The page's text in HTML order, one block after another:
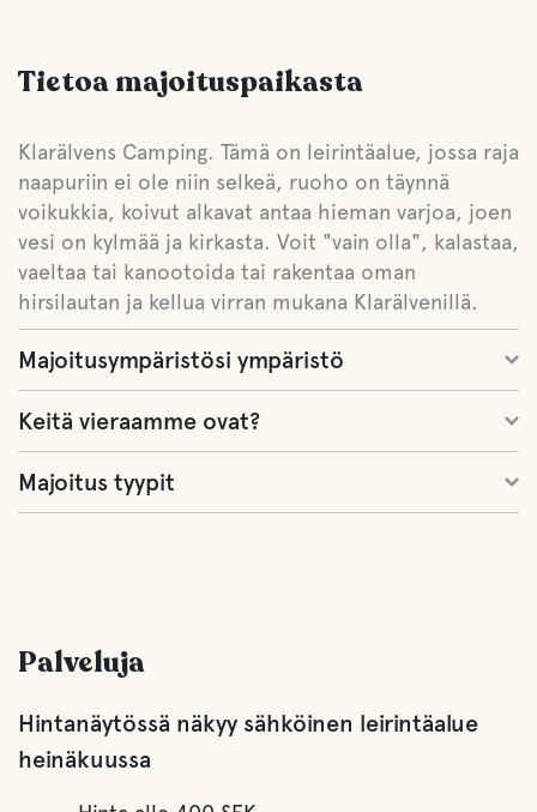
Tietoa majoituspaikasta
Klarälvens Camping. Tämä on leirintäalue, jossa raja
naapuriin ei ole niin selkeä, ruoho on täynnä
voikukkia, koivut alkavat antaa hieman varjoa, joen
vesi on kylmää ja kirkasta. Voit "vain olla", kalastaa,
vaeltaa tai kanootoida tai rakentaa oman
hirsilautan ja kellua virran mukana Klarälvenillä.
Majoitusympäristösi ympäristö
Keitä vieraamme ovat?
Majoitus tyypit
Palveluja
Hintanäytössä näkyy sähköinen leirintäalue
heinäkuussa